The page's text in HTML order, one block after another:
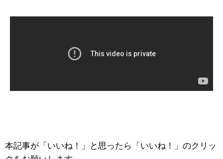
本記事が「いいね！」と思ったら「いいね！」のクリッ